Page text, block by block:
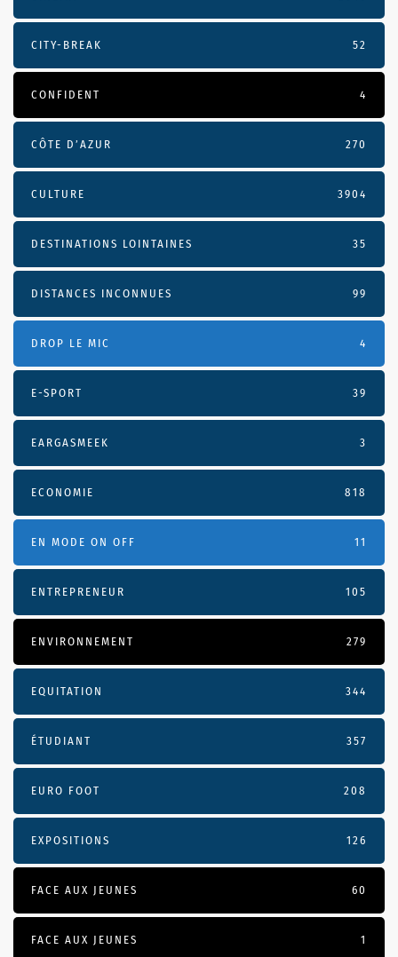
CITY-BREAK 52
CONFIDENT 4
CÔTE D’AZUR 270
CULTURE 3904
DESTINATIONS LOINTAINES 35
DISTANCES INCONNUES 99
DROP LE MIC 4
E-SPORT 39
EARGASMEEK 3
ECONOMIE 818
EN MODE ON OFF 11
ENTREPRENEUR 105
ENVIRONNEMENT 279
EQUITATION 344
ÉTUDIANT 357
EURO FOOT 208
EXPOSITIONS 126
FACE AUX JEUNES 60
FACE AUX JEUNES 1